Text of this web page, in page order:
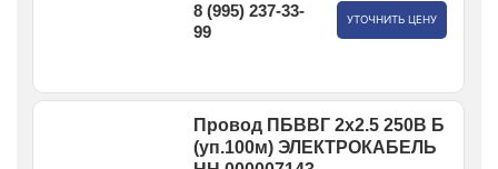
8 (995) 237-33-
99
УТОЧНИТЬ ЦЕНУ
Провод ПБВВГ 2х2.5 250В Б
(уп.100м) ЭЛЕКТРОКАБЕЛЬ